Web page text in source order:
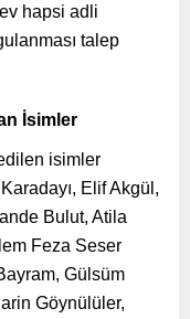
hapsi adli
talep
İsimler
isimler
Elif Akgül,
Bulut, Atila
Feza Seser
Gülsüm
Göynülüler,